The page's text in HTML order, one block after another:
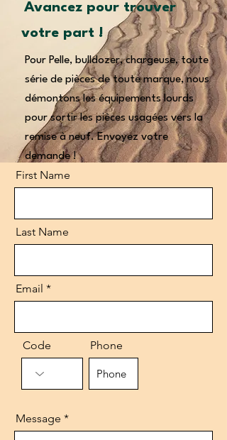
Avancez pour trouver
votre part !
Pour Pelle, bulldozer, chargeuse, toute
série de pièces de toute marque, nous
démontons les équipements lourds
pour sortir les pièces usagées vers la
remise à neuf. Envoyez votre
demande !
First Name
Last Name
Email
Code Phone
Message